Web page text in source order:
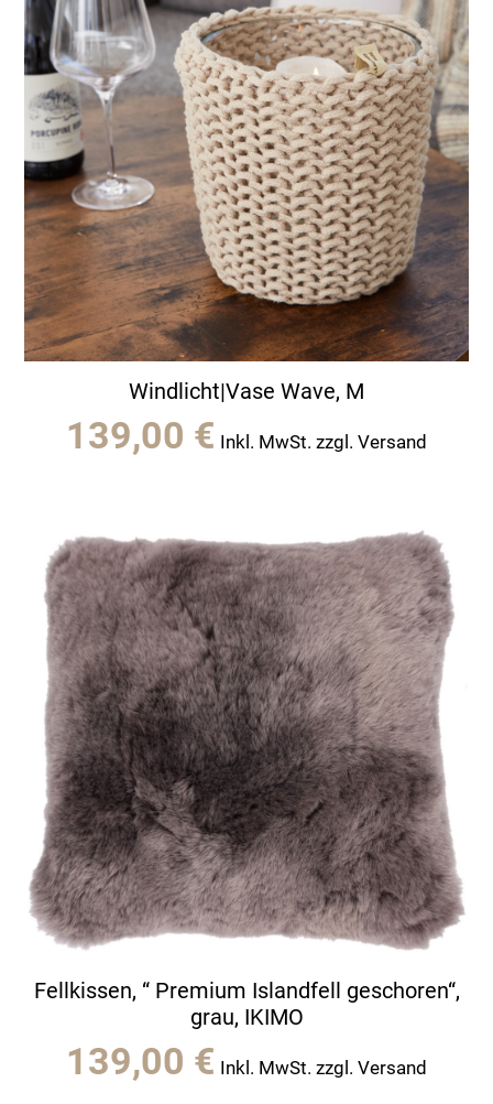
Windlicht|Vase Wave, M
139,00 € Inkl. MwSt. zzgl. Versand
Fellkissen, “ Premium Islandfell geschoren“,
grau, IKIMO
139,00 € Inkl. MwSt. zzgl. Versand